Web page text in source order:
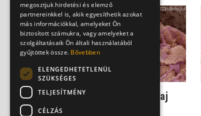
Innen tudhatod, hogy baj
lehet a veséddel
megosztjuk hirdetési és elemző
partnereinkkel is, akik egyesíthetik azokat
más információkkal, amelyeket Ön
biztosított számukra, vagy amelyeket a
szolgáltatásaik Ön általi használatából
gyűjtöttek össze. Bővebben
ELENGEDHETETLENÜL
SZÜKSÉGES
TELJESÍTMÉNY
CÉLZÁS